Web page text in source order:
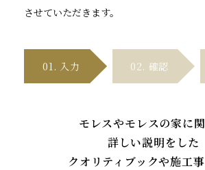
させていただきます。
01. 入 力 02. 確認
モレスやモレスの家に
詳しい説明をした
クオリティブックや施工